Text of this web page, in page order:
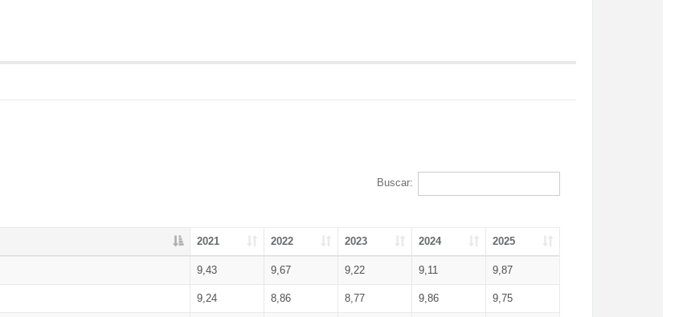
Buscar:
2021 2022 2023 2024 2025
9,43 9,67 9,22 9,11 9,87
9,24 8,86 8,77 9,86 9,75